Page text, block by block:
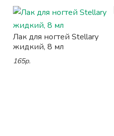
Лак для ногтей Stellary
жидкий, 8 мл
165р.